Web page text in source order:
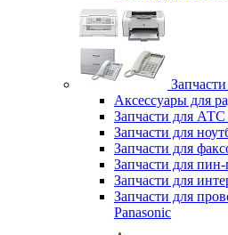
Аксессуары для
Запчасти для АТС
Запчасти для
Запчасти для
Запчасти для пин-
Запчасти для
Запчасти для
Panasonic